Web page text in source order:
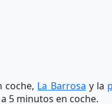
coche, La Barrosa y la
5 minutos en coche.